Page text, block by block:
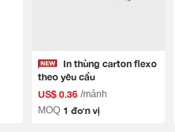
In thùng carton flexo
theo yêu cầu
US$ 0.36 /mảnh
MOQ 1 đơn vị